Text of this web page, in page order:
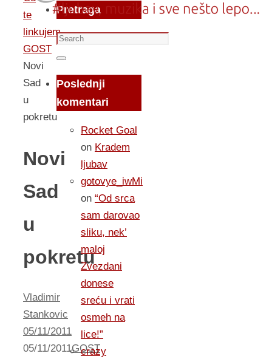
te
linkujem...
GOST
Novi
Sad
u
pokretu
Novi
Sad
u
pokretu
Vladimir
Stankovic
05/11/2011
05/11/2011GOST
Pretraga
Search
for:
Search
Poslednji
komentari
Rocket Goal
on Kradem
ljubav
gotovye_iwMi
on “Od srca
sam darovao
sliku, nek’
maloj
Zvezdani
donese
sreću i vrati
osmeh na
lice!”
crazy